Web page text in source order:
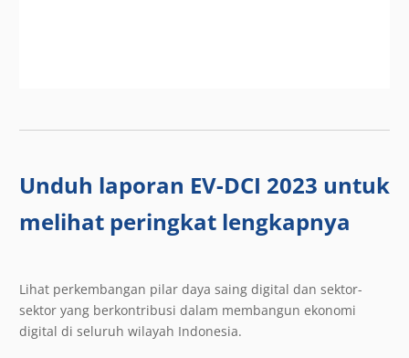
Unduh laporan EV-DCI 2023 untuk
melihat peringkat lengkapnya
Lihat perkembangan pilar daya saing digital dan sektor-
sektor yang berkontribusi dalam membangun ekonomi
digital di seluruh wilayah Indonesia.